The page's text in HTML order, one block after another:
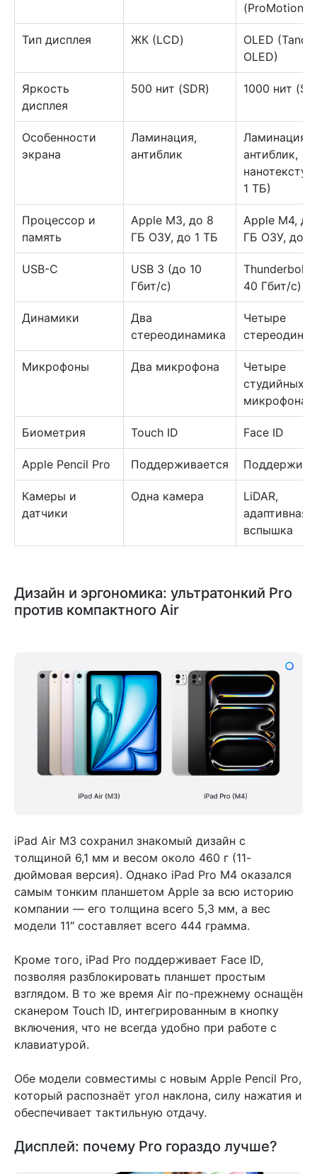
(ProMotion)
Тип дисплея ЖК (LCD)
OLED
OLED)
Яркость
дисплея
500 нит (SDR) 1000 нит
Особенности
экрана
Ламинация,
антиблик
Ламинация,
антиблик,
1 ТБ)
Процессор и
память
Apple M3, до 8
ГБ ОЗУ, до 1 ТБ
Apple M4, до
ГБ ОЗУ, до
USB-C
USB 3 (до 10
Гбит/с)
Thunderbolt
40 Гбит/с)
Динамики
Два
стереодинамика
Четыре
Микрофоны Два микрофона
Четыре
студийных
микрофона
Биометрия Touch ID Face ID
Apple Pencil Pro Поддерживается
Камеры и
датчики
Одна камера
LiDAR,
адаптивная
вспышка
Дизайн и эргономика: ультратонкий Pro
против компактного Air
iPad Air M3 сохранил знакомый дизайн с
толщиной 6,1 мм и весом около 460 г (11-
дюймовая версия). Однако iPad Pro M4 оказался
самым тонким планшетом Apple за всю историю
компании — его толщина всего 5,3 мм, а вес
модели 11″ составляет всего 444 грамма.
Кроме того, iPad Pro поддерживает Face ID,
позволяя разблокировать планшет простым
взглядом. В то же время Air по-прежнему оснащён
сканером Touch ID, интегрированным в кнопку
включения, что не всегда удобно при работе с
клавиатурой.
Обе модели совместимы с новым Apple Pencil Pro,
который распознаёт угол наклона, силу нажатия и
обеспечивает тактильную отдачу.
Дисплей: почему Pro гораздо лучше?